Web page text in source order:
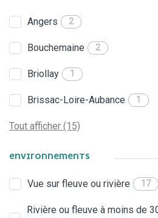
Angers 2
Bouchemaine 2
Briollay 1
Brissac-Loire-Aubance 1
Tout afficher (15)
ENVIRONNEMENTS
Vue sur fleuve ou rivière 17
Rivière ou fleuve à moins de